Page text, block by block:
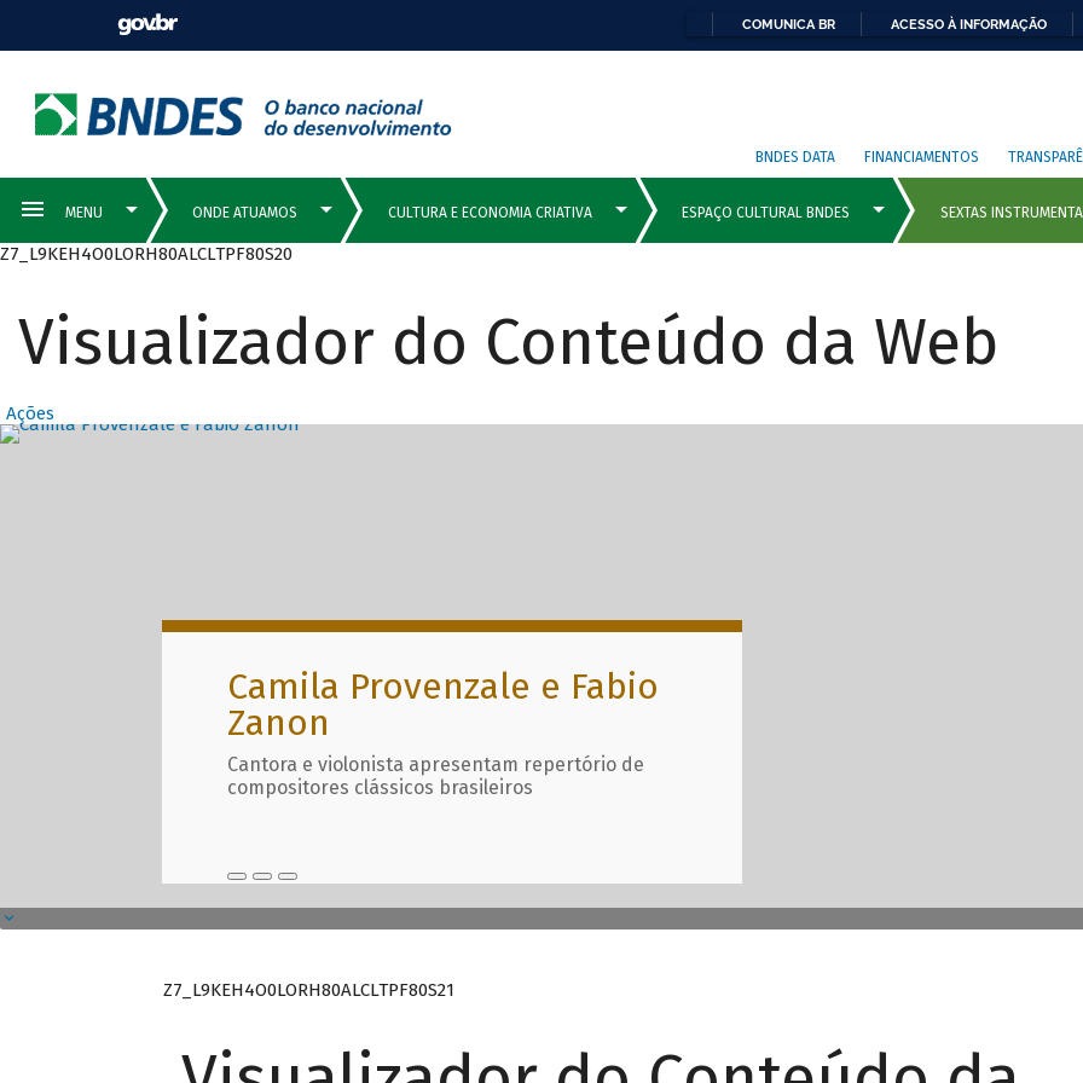
COMUNICA BR ACESSO À INFORMAÇÃO
BNDES DATA FINANCIAMENTOS
Z7_L9KEH4O0LORH80ALCLTPF80S20
Visualizador do Conteúdo da Web
Ações
Destaques Principais com
Camila Provenzale e Fabio
Zanon
Cantora e violonista apresentam repertório de
compositores clássicos brasileiros
Z7_L9KEH4O0LORH80ALCLTPF80S21